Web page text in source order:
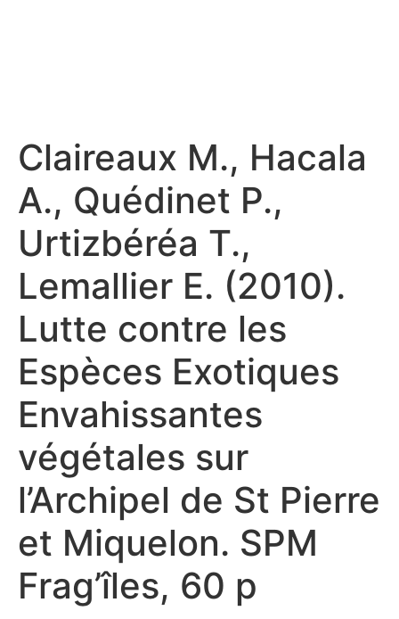
Claireaux M., Hacala
A., Quédinet P.,
Urtizbéréa T.,
Lemallier E. (2010).
Lutte contre les
Espèces Exotiques
Envahissantes
végétales sur
l’Archipel de St Pierre
et Miquelon. SPM
Frag’îles, 60 p